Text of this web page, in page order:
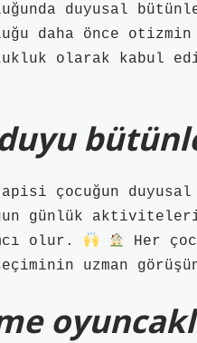
duyusal
daha önce
olarak kabul
çocuğun duyusal
günlük
olur.
Her
uzman